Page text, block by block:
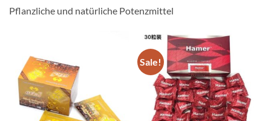
Pflanzliche und natürliche Potenzmittel
Sale!